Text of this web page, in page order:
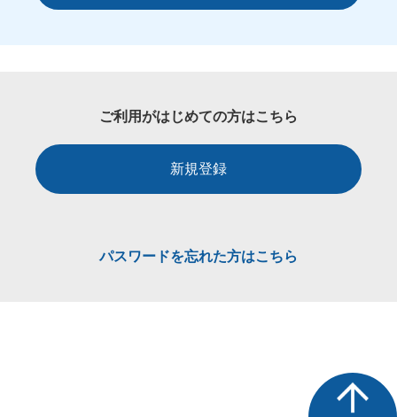
ご利用がはじめての方はこちら
新規登録
パスワードを忘れた方はこちら